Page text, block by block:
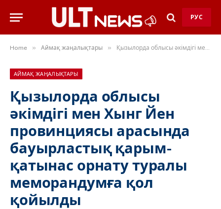
РУС
Home » Аймақ жаңалықтары » Қызылорда облысы әкімдігі мен Хынг Йен провинциясы арасында бауырластық қарым-қатынас орнату туралы меморандумға қол қойылды
АЙМАҚ ЖАҢАЛЫҚТАРЫ
Қызылорда облысы
әкімдігі мен Хынг Йен
провинциясы арасында
бауырластық қарым-
қатынас орнату туралы
меморандумға қол
қойылды